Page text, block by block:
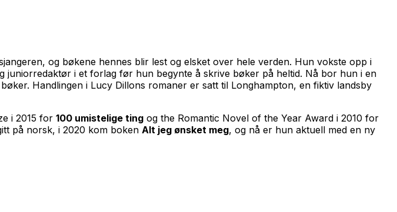
og bøkene hennes blir lest og elsket over hele verden. Hun vokste opp i
juniorredaktør i et forlag før hun begynte å skrive bøker på heltid. Nå bor hun i en
Handlingen i Lucy Dillons romaner er satt til Longhampton, en fiktiv landsby
i 2015 for 100 umistelige ting og the Romantic Novel of the Year Award i 2010 for
på norsk, i 2020 kom boken Alt jeg ønsket meg, og nå er hun aktuell med en ny